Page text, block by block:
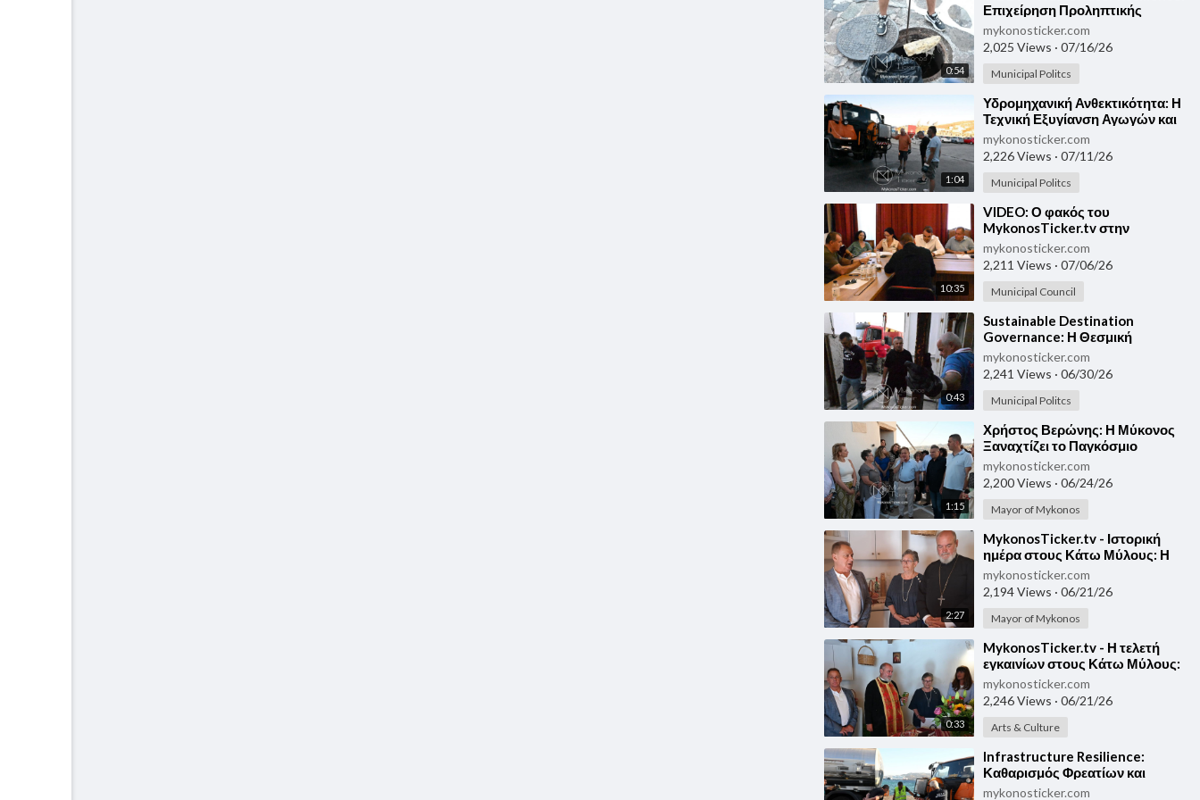
0:54
Επιχείρηση Προληπτικής
Θωράκισης του Δικτύου
Λυμάτων σε Τρία Πηγάδια και
Άγιο Ευθύμιο
mykonosticker.com
2,025 Views · 07/16/26
Municipal Politcs
1:04
⁣Υδρομηχανική Ανθεκτικότητα: Η
Τεχνική Εξυγίανση Αγωγών και
Φρεατίων στον Ορνό από το
Εξειδικευμένο Όχημα της
ΔΕΥΑΜ
mykonosticker.com
2,226 Views · 07/11/26
Municipal Politcs
10:35
⁣VIDEO: Ο φακός του
MykonosTicker.tv στην
καταμέτρηση των ψήφων και
την επίσημη ανακοίνωση των
νικητών για τη Δημοτική
Επιτροπή!
mykonosticker.com
2,211 Views · 07/06/26
Municipal Council
0:43
⁣Sustainable Destination
Governance: Η Θεσμική
Ωριμότητα της Μυκόνου Μέσα
από την Υπόγεια Υδρομηχανική
Θωράκιση
mykonosticker.com
2,241 Views · 06/30/26
Municipal Politcs
1:15
⁣Χρήστος Βερώνης: Η Μύκονος
Ξαναχτίζει το Παγκόσμιο
Αφήγημά της Μέσα από την
Πολιτιστική Κληρονομιά
mykonosticker.com
2,200 Views · 06/24/26
Mayor of Mykonos
2:27
⁣MykonosTicker.tv - Ιστορική
ημέρα στους Κάτω Μύλους: Η
τελετή εγκαινίων του
Ανεμόμυλου και ο χαιρετισμός
του Δημάρχου, Χρήστου
Βερώνη
mykonosticker.com
2,194 Views · 06/21/26
Mayor of Mykonos
0:33
⁣⁣MykonosTicker.tv - Η τελετή
εγκαινίων στους Κάτω Μύλους:
Ο χαιρετισμός του π. Πέτρου
Μαραγκού για την παραχώρηση
του Ανεμόμυλου
mykonosticker.com
2,246 Views · 06/21/26
Arts & Culture
⁣⁣Infrastructure Resilience:
Καθαρισμός Φρεατίων και
αγωγών του Παραλιακού
mykonosticker.com